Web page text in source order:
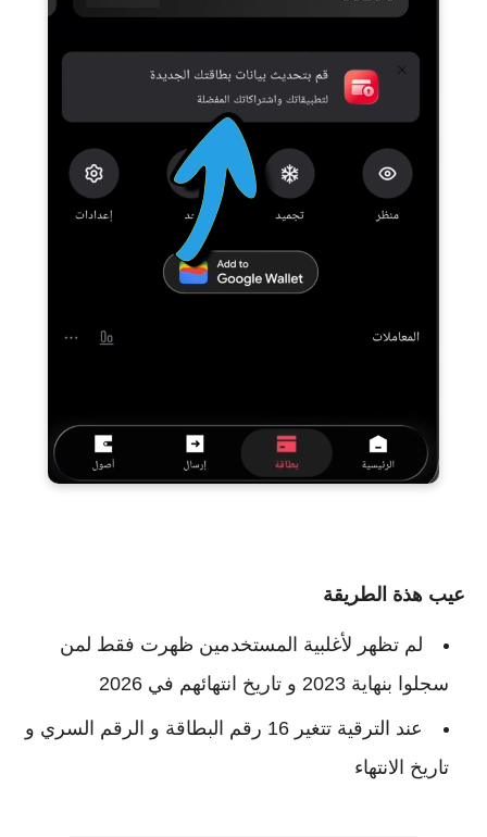
عيب هذة الطريقة
لم تظهر لأغلبية المستخدمين ظهرت فقط لمن
سجلوا بنهاية 2023 و تاريخ انتهائهم في 2026
عند الترقية تتغير 16 رقم البطاقة و الرقم السري و
تاريخ الانتهاء